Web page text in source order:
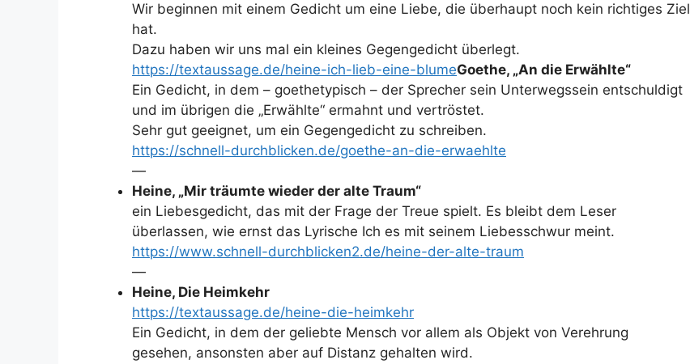
Wir beginnen mit einem Gedicht um eine Liebe, die überhaupt noch kein richtiges Ziel
hat.
Dazu haben wir uns mal ein kleines Gegengedicht überlegt.
https://textaussage.de/heine-ich-lieb-eine-blumeGoethe, „An die Erwählte“
Ein Gedicht, in dem – goethetypisch – der Sprecher sein Unterwegssein entschuldigt
und im übrigen die „Erwählte“ ermahnt und vertröstet.
Sehr gut geeignet, um ein Gegengedicht zu schreiben.
https://schnell-durchblicken.de/goethe-an-die-erwaehlte
—
Heine, „Mir träumte wieder der alte Traum“
ein Liebesgedicht, das mit der Frage der Treue spielt. Es bleibt dem Leser
überlassen, wie ernst das Lyrische Ich es mit seinem Liebesschwur meint.
https://www.schnell-durchblicken2.de/heine-der-alte-traum
—
Heine, Die Heimkehr
https://textaussage.de/heine-die-heimkehr
Ein Gedicht, in dem der geliebte Mensch vor allem als Objekt von Verehrung
gesehen, ansonsten aber auf Distanz gehalten wird.